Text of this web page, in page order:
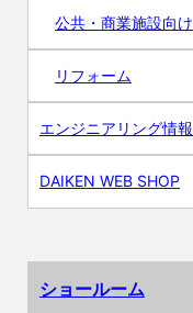
公共・商業施設向け
リフォーム
エンジニアリング情報
DAIKEN WEB SHOP
ショールーム